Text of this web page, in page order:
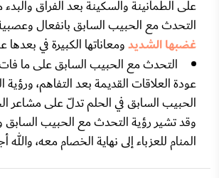
على الطمأنينة والسكينة بعد الفراق
التحدث مع الحبيب السابق بانفعال
غضبها الشديدومعاناتها الكبيرة في بعدها
التحدث مع الحبيب السابق على ما
عودة العلاقات القديمة بعد التفاهم،
الحبيب السابق في الحلم تدلّ على مشاعر
وقد تشير رؤية التحدث مع الحبيب السابق
المنام للعزباء إلى نهاية الخصام معه، والله